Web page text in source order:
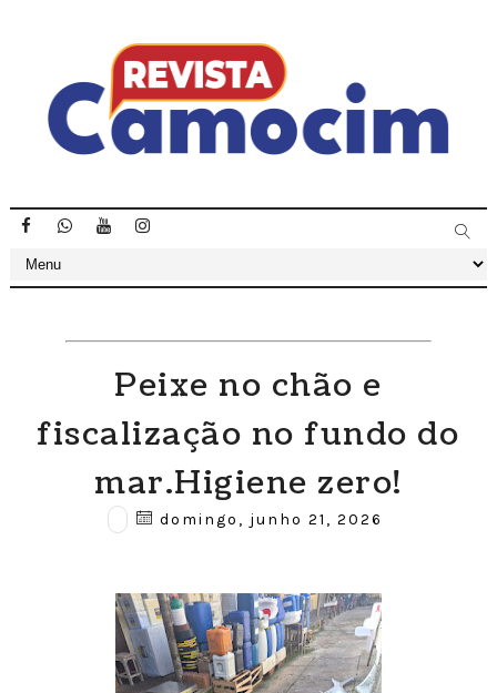
Peixe no chão e
fiscalização no fundo do
mar.Higiene zero!
domingo, junho 21, 2026